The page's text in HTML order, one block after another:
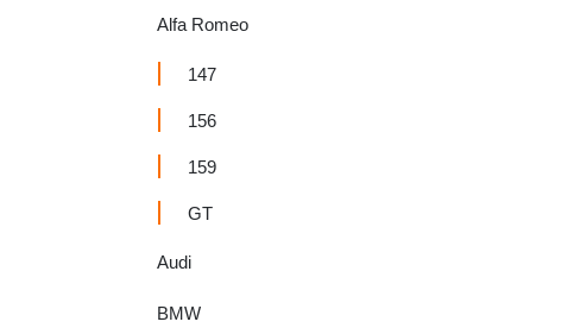
Alfa Romeo
147
156
159
GT
Audi
BMW